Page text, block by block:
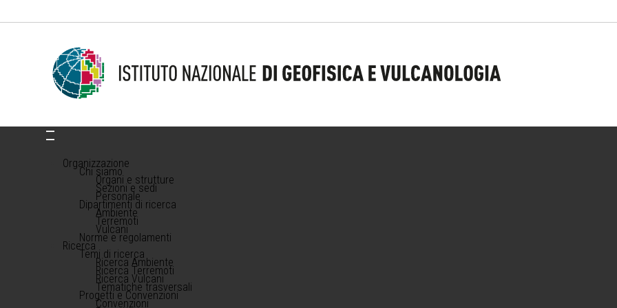
Organizzazione
Chi siamo
Organi e strutture
Sezioni e sedi
Personale
Dipartimenti di ricerca
Ambiente
Terremoti
Vulcani
Norme e regolamenti
Ricerca
Temi di ricerca
Ricerca Ambiente
Ricerca Terremoti
Ricerca Vulcani
Tematiche trasversali
Progetti e Convenzioni
Convenzioni